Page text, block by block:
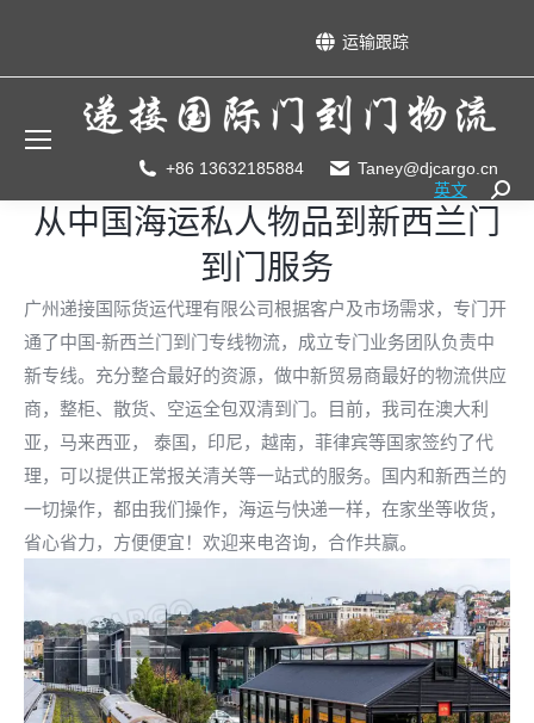
运输跟踪
+86 13632185884
Taney@djcargo.cn
英文
从中国海运私人物品到新西兰门
到门服务
广州递接国际货运代理有限公司根据客户及市场需求，专门开
通了中国-新西兰门到门专线物流，成立专门业务团队负责中
新专线。充分整合最好的资源，做中新贸易商最好的物流供应
商，整柜、散货、空运全包双清到门。目前，我司在澳大利
亚，马来西亚， 泰国，印尼，越南，菲律宾等国家签约了代
理，可以提供正常报关清关等一站式的服务。国内和新西兰的
一切操作，都由我们操作，海运与快递一样，在家坐等收货，
省心省力，方便便宜！欢迎来电咨询，合作共赢。